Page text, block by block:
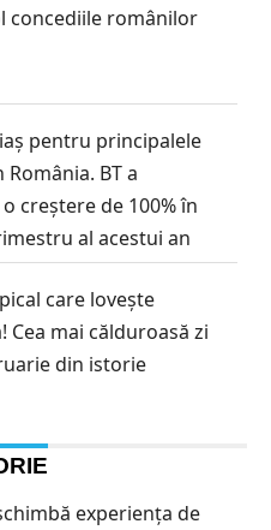
concediile românilor
pentru principalele
România. BT a
creștere de 100% în
al acestui an
care lovește
Cea mai călduroasă zi
din istorie
experiența de